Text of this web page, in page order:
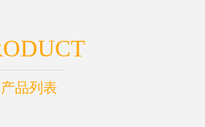
产品列表